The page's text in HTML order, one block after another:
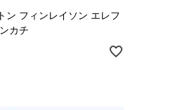
ン フィンレイソン エレフ
カチ